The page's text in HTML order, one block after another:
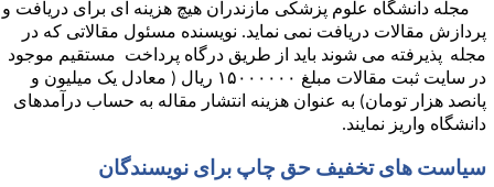
مجله دانشگاه علوم پزشکی مازندران هیچ هزینه ای برای دریافت و
مقالات دریافت نمی نماید. نویسنده مسئول مقالاتی که در
پذیرفته می شوند باید از طریق درگاه پرداخت مستقیم موجود
در سایت ثبت مقالات مبلغ ۱۵۰۰۰۰۰۰ ریال ( معادل یک میلیون و
هزار تومان) به عنوان هزینه انتشار مقاله به حساب درآمدهای
واریز نمایند.
های تخفیف حق چاپ برای نویسندگان